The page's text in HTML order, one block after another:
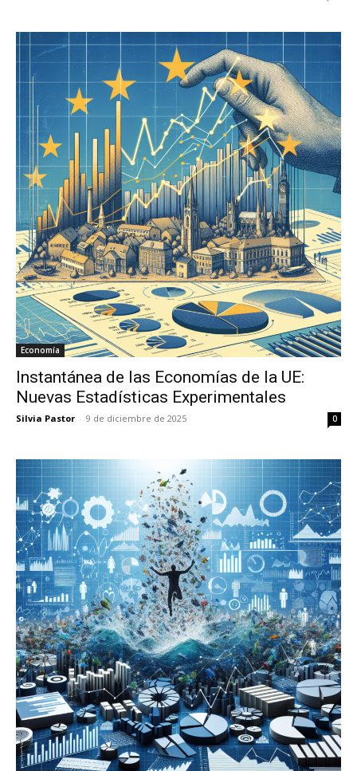
Economía
Instantánea de las Economías de la UE:
Nuevas Estadísticas Experimentales
Silvia Pastor - 9 de diciembre de 2025 0